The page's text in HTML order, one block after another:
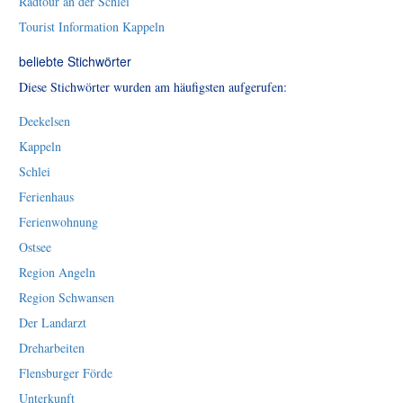
Tourist Information Kappeln
beliebte Stichwörter
Diese Stichwörter wurden am häufigsten aufgerufen:
Deekelsen
Kappeln
Schlei
Ferienhaus
Ferienwohnung
Ostsee
Region Angeln
Region Schwansen
Der Landarzt
Dreharbeiten
Flensburger Förde
Unterkunft